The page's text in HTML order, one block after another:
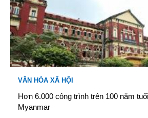
VĂN HÓA XÃ HỘI
Hơn 6.000 công trình trên 100 năm
Myanmar